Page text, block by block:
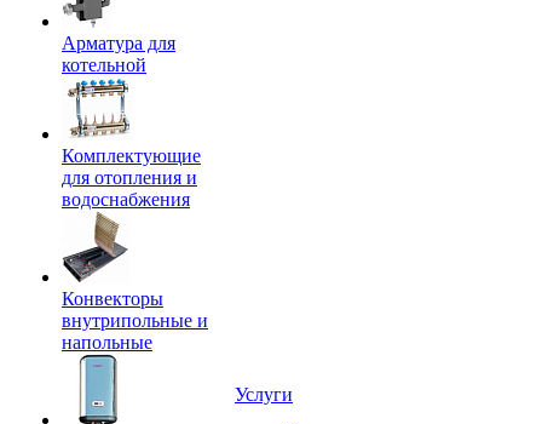
Арматура для
котельной
Комплектующие
для отопления и
водоснабжения
Конвекторы
внутрипольные и
напольные
Услуги